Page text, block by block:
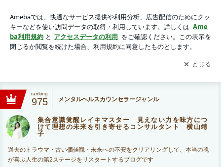
の未来を引き寄せるコンサルタント 横山靖子
アプリをダウンロードして ブログの更新通知
を受け取りまし
ょう。
開く
ranking
975 メンタルヘルスカウンセラージャンル
集合意識覚醒レイキマスター 見えない力を味方につ
けて理想の未来を引き寄せるコンサルタント 横山靖
子
過去のトラウマ・古い価値観・未来への不安をクリアリングして、本当の魂
が喜ぶ人生の第2ステージをリスタートするブログです